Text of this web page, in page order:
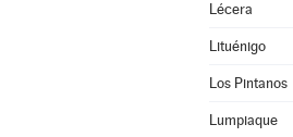
Lécera
Lituénigo
Los Pintanos
Lumpiaque